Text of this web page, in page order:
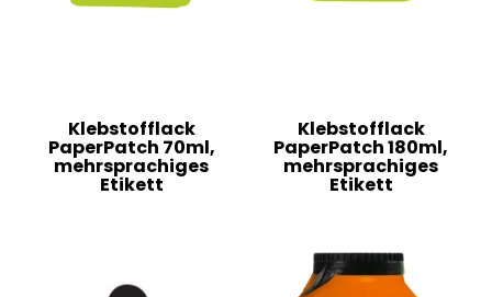
Klebstofflack
PaperPatch 70ml,
mehrsprachiges
Etikett
Klebstofflack
PaperPatch 180ml,
mehrsprachiges
Etikett